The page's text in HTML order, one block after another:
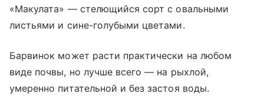
«Макулата» — стелющийся сорт с овальными
листьями и сине-голубыми цветами.
Барвинок может расти практически на любом
виде почвы, но лучше всего — на рыхлой,
умеренно питательной и без застоя воды.